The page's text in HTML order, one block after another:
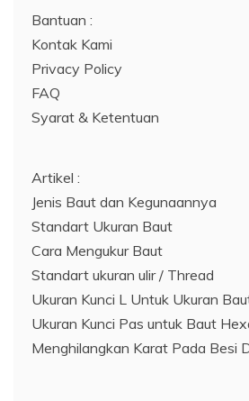
Bantuan :
Kontak Kami
Privacy Policy
FAQ
Syarat & Ketentuan
Artikel :
Jenis Baut dan Kegunaannya
Standart Ukuran Baut
Cara Mengukur Baut
Standart ukuran ulir / Thread
Ukuran Kunci L Untuk Ukuran
Ukuran Kunci Pas untuk Baut
Menghilangkan Karat Pada Besi